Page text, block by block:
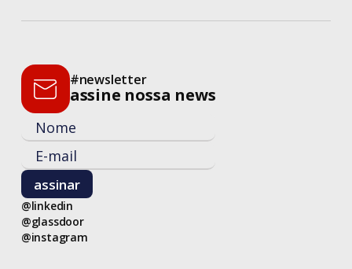
#newsletter
assine nossa news
@linkedin
@glassdoor
@instagram